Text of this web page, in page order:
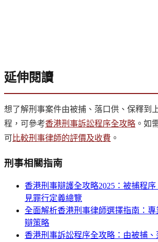
延伸閱讀
想了解刑事案件由被捕、落口供、保釋到
程，可參考香港刑事訴訟程序全攻略 。如
可比較刑事律師的評價及收費 。
刑事相關指南
香港刑事辯護全攻略2025：被捕程
見罪行定義總覽
全面解析香港刑事律師選擇指南：
辯策略
香港刑事訴訟程序全攻略：由被捕